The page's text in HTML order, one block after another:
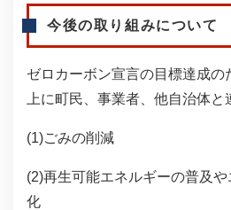
今後の取り組みについて
ゼロカーボン宣言の目標達成の
上に町民、事業者、他自治体と
(1)ごみの削減
(2)再生可能エネルギーの普及
化